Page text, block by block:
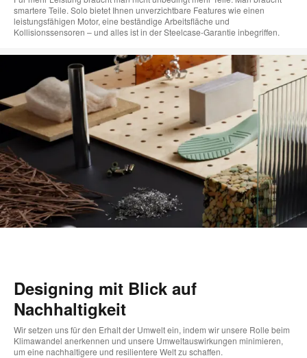
smartere Teile. Solo bietet Ihnen unverzichtbare Features wie einen
leistungsfähigen Motor, eine beständige Arbeitsfläche und
Kollisionssensoren – und alles ist in der Steelcase-Garantie inbegriffen.
Designing mit Blick auf
Nachhaltigkeit
Wir setzen uns für den Erhalt der Umwelt ein, indem wir unsere Rolle beim
Klimawandel anerkennen und unsere Umweltauswirkungen minimieren,
um eine nachhaltigere und resilientere Welt zu schaffen.